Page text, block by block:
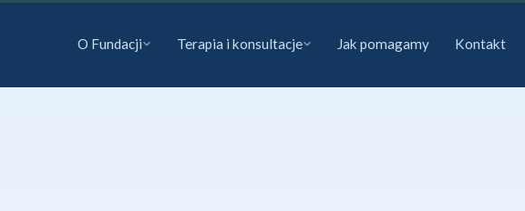
O Fundacji Terapia i konsultacje Jak pomagamy Kontakt